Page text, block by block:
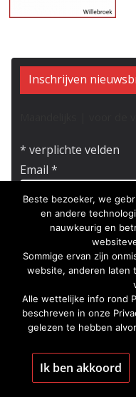
Inschrijven
* verplichte velden
Email *
Naam
Beste bezoeker, we
en andere
nauwkeurig en
Sommige ervan zijn
website, anderen laten
Alle wettelijke info rond
beschreven in onze
gelezen te hebben
Ik ben akkoord